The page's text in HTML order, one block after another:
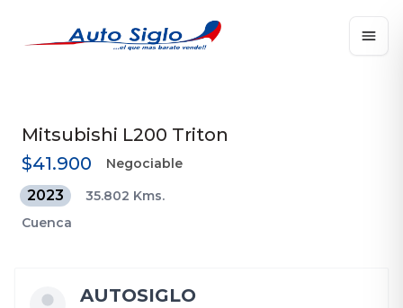
Mitsubishi L200 Triton
$41.900
Negociable
2023
35.802 Kms.
Cuenca
AUTOSIGLO